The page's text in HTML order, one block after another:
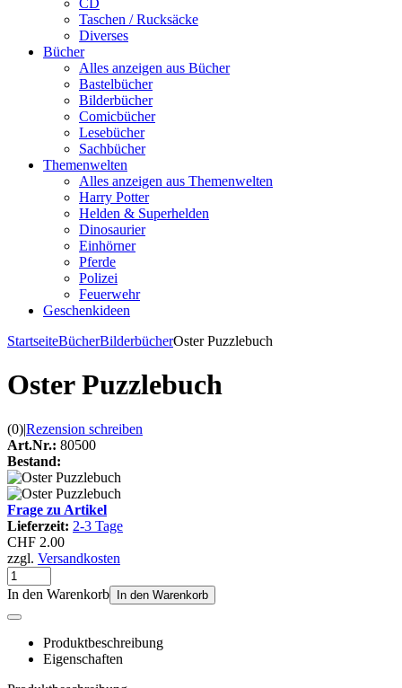
CD
Taschen / Rucksäcke
Diverses
Bücher
Alles anzeigen aus Bücher
Bastelbücher
Bilderbücher
Comicbücher
Lesebücher
Sachbücher
Themenwelten
Alles anzeigen aus Themenwelten
Harry Potter
Helden & Superhelden
Dinosaurier
Einhörner
Pferde
Polizei
Feuerwehr
Geschenkideen
StartseiteBücherBilderbücherOster Puzzlebuch
Oster Puzzlebuch
(0)|Rezension schreiben
Art.Nr.: 80500
Bestand:
Frage zu Artikel
Lieferzeit: 2-3 Tage
CHF 2.00
zzgl. Versandkosten
In den Warenkorb In den Warenkorb
Produktbeschreibung
Eigenschaften